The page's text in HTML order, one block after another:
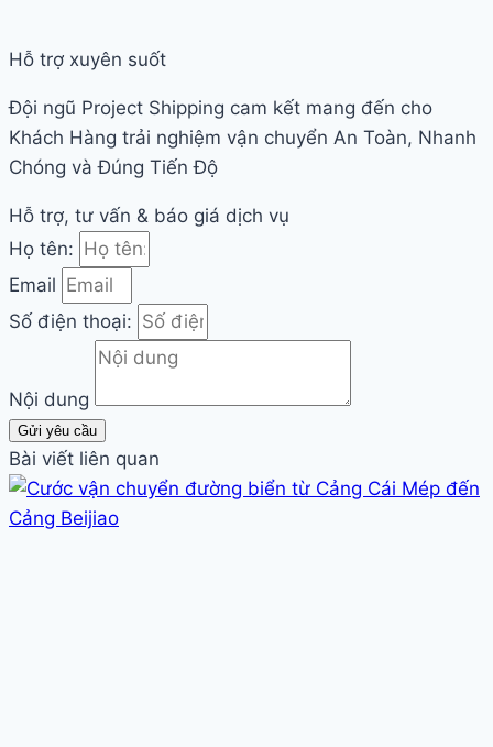
Hỗ trợ xuyên suốt
Đội ngũ Project Shipping cam kết mang đến cho
Khách Hàng trải nghiệm vận chuyển An Toàn, Nhanh
Chóng và Đúng Tiến Độ
Hỗ trợ, tư vấn & báo giá dịch vụ
Họ tên:
Email
Số điện thoại:
Nội dung
Gửi yêu cầu
Bài viết liên quan